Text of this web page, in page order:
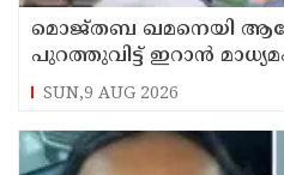
മൊജ്തബ ഖമനെയി
പുറത്തുവിട്ട് ഇറാന്‍
SUN,9 AUG 2026